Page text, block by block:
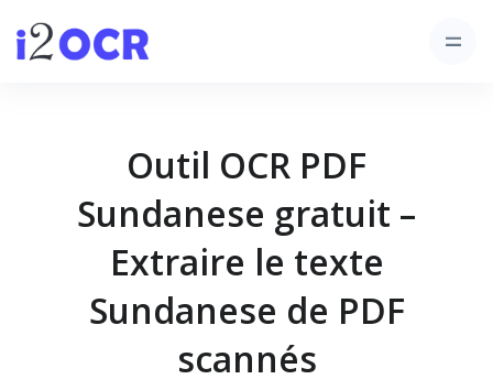
Outil OCR PDF
Sundanese gratuit –
Extraire le texte
Sundanese de PDF
scannés